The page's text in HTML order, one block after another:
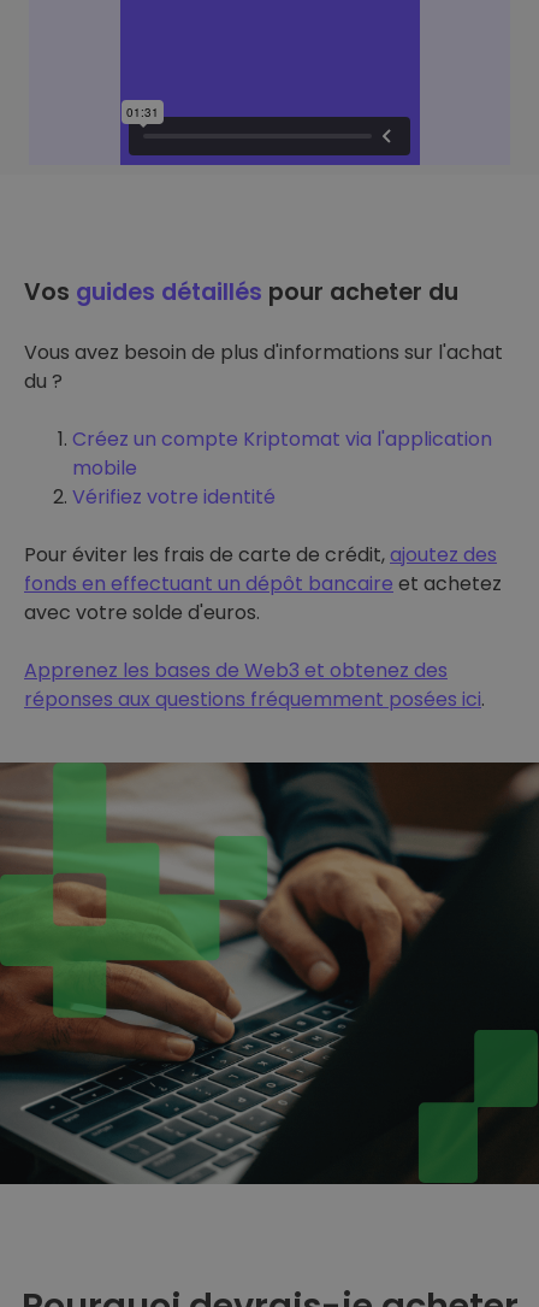
Vos guides détaillés pour acheter du
Vous avez besoin de plus d'informations sur l'achat
du ?
Créez un compte Kriptomat via l'application
mobile
Vérifiez votre identité
Pour éviter les frais de carte de crédit,ajoutez des
fonds en effectuant un dépôt bancaire et achetez
avec votre solde d'euros.
Apprenez les bases de Web3 et obtenez des
réponses aux questions fréquemment posées ici.